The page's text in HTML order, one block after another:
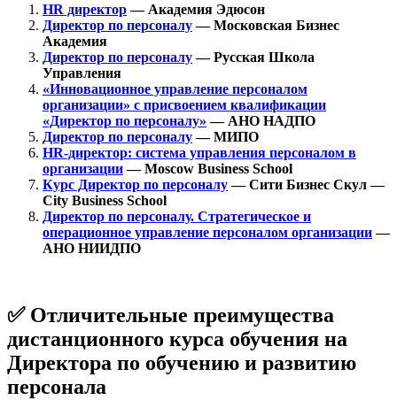
HR директор— Академия Эдюсон
Директор по персоналу— Московская Бизнес
Академия
Директор по персоналу— Русская Школа
Управления
«Инновационное управление персоналом
организации» с присвоением квалификации
«Директор по персоналу» — АНО НАДПО
Директор по персоналу— МИПО
HR‑директор: система управления персоналом в
организации— Moscow Business School
Курс Директор по персоналу— Сити Бизнес Скул —
City Business School
Директор по персоналу. Стратегическое и
операционное управление персоналом организации—
АНО НИИДПО
✅ Отличительные преимущества
дистанционного курса обучения на
Директора по обучению и развитию
персонала